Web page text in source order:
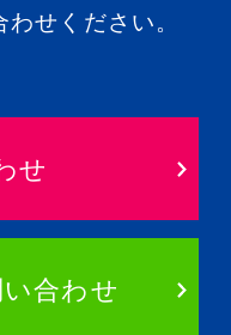
せください。
せ
合わせ